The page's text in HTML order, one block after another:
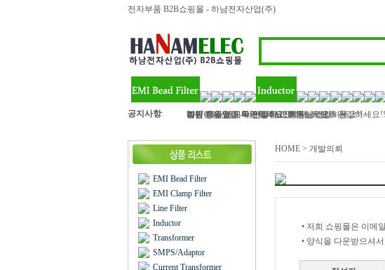
전자부품 B2B쇼핑몰 - 하남전자산업(주)
공지사항: 하남전자산업 - 라인필터, 인덕터, 트랜스 등..
2017 정유년 모두 건강하고 행복하세요
여름 휴가철이 다가왔네요? 회원님! 모두 건강하세요!!
벌써 11월 마지막주이네요..회원님 건강하세요!!
김민아님 입금 확인해주세요
EMI Bead Filter
EMI Clamp Filter
Line Filter
Inductor
Transformer
SMPS/Adaptor
Current Transformer
HOME > 개발의뢰
• 저희 쇼핑몰은 이메
• 양식을 다운받으셔